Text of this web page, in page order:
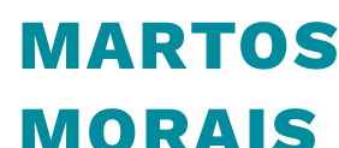
MARTOS
MORAIS